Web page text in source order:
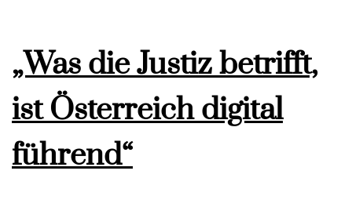
„Was die Justiz betrifft,
ist Österreich digital
führend“